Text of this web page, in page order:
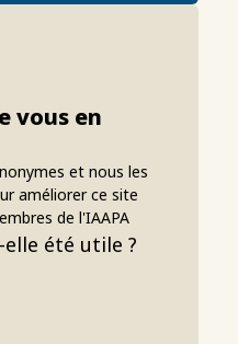
vous en
et nous les
améliorer ce site
de l'IAAPA
été utile ?